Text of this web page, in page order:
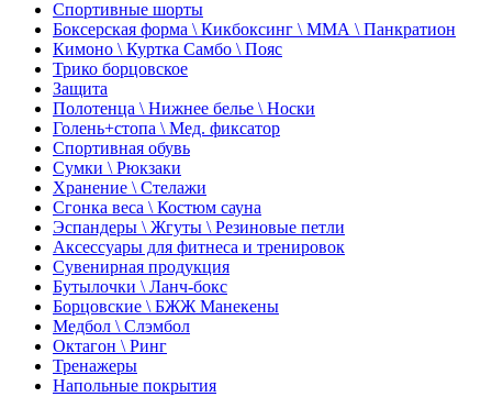
Спортивные шорты
Боксерская форма \ Кикбоксинг \ ММА \ Панкратион
Кимоно \ Куртка Самбо \ Пояс
Трико борцовское
Защита
Полотенца \ Нижнее белье \ Носки
Голень+стопа \ Мед. фиксатор
Спортивная обувь
Сумки \ Рюкзаки
Хранение \ Стелажи
Сгонка веса \ Костюм сауна
Эспандеры \ Жгуты \ Резиновые петли
Аксессуары для фитнеса и тренировок
Сувенирная продукция
Бутылочки \ Ланч-бокс
Борцовские \ БЖЖ Манекены
Медбол \ Слэмбол
Октагон \ Ринг
Тренажеры
Напольные покрытия